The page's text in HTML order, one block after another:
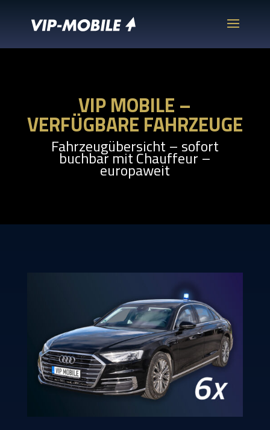
VIP MOBILE –
VERFÜGBARE FAHRZEUGE
Fahrzeugübersicht – sofort
buchbar mit Chauffeur –
europaweit